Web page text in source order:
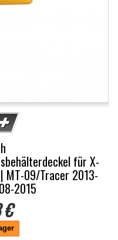
für X-
MT-09/Tracer 2013-
2015
€